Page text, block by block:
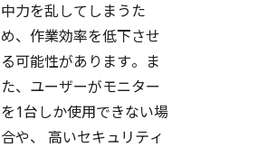
中力を乱してしまうた
め、作業効率を低下させ
る可能性があります。ま
た、ユーザーがモニター
を1台しか使用できない場
合や、 高いセキュリティ